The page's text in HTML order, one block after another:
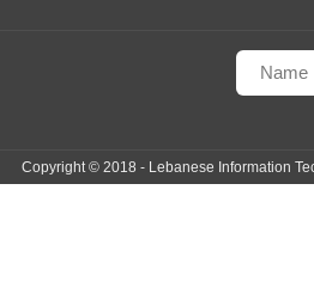
Copyright © 2018 - Lebanese Information